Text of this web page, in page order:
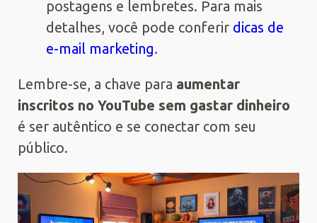
postagens e lembretes. Para mais
detalhes, você pode conferir dicas de
e-mail marketing.
Lembre-se, a chave para aumentar
inscritos no YouTube sem gastar dinheiro
é ser autêntico e se conectar com seu
público.